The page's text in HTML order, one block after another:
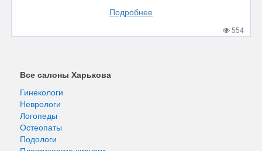
Подробнее
554
Все салоны Харькова
Гинекологи
Неврологи
Логопеды
Остеопаты
Подологи